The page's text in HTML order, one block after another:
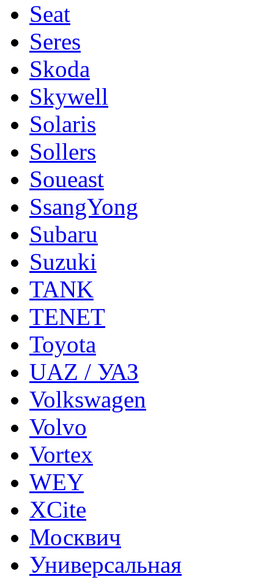
Seat
Seres
Skoda
Skywell
Solaris
Sollers
Soueast
SsangYong
Subaru
Suzuki
TANK
TENET
Toyota
UAZ / УАЗ
Volkswagen
Volvo
Vortex
WEY
XCite
Москвич
Универсальная